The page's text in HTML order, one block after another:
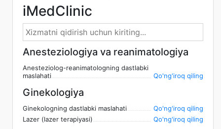
iMedClinic
Anesteziologiya va reanimatologiya
Anesteziolog-reanimatologning dastlabki
maslahati
Qo'ng'iroq qiling
Ginekologiya
Ginekologning dastlabki maslahati
Qo'ng'iroq qiling
Lazer (lazer terapiyasi)
Qo'ng'iroq qiling